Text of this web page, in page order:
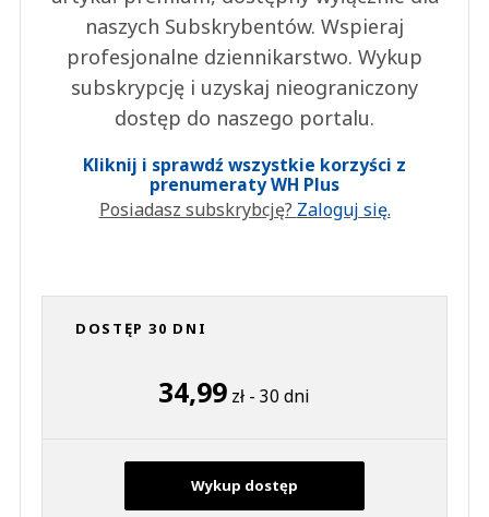
naszych Subskrybentów. Wspieraj
profesjonalne dziennikarstwo. Wykup
subskrypcję i uzyskaj nieograniczony
dostęp do naszego portalu.
Kliknij i sprawdź wszystkie korzyści z
prenumeraty WH Plus
Posiadasz subskrybcję? Zaloguj się.
DOSTĘP 30 DNI
34,99 zł - 30 dni
Wykup dostęp